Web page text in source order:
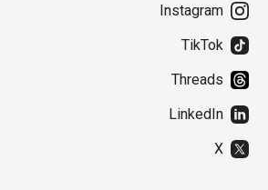
Instagram
TikTok
Threads
LinkedIn
X